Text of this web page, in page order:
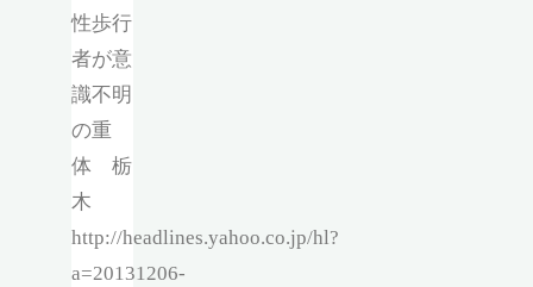
性歩行
者が意
識不明
の重
体 栃
木
http://headlines.yahoo.co.jp/hl?
a=20131206-